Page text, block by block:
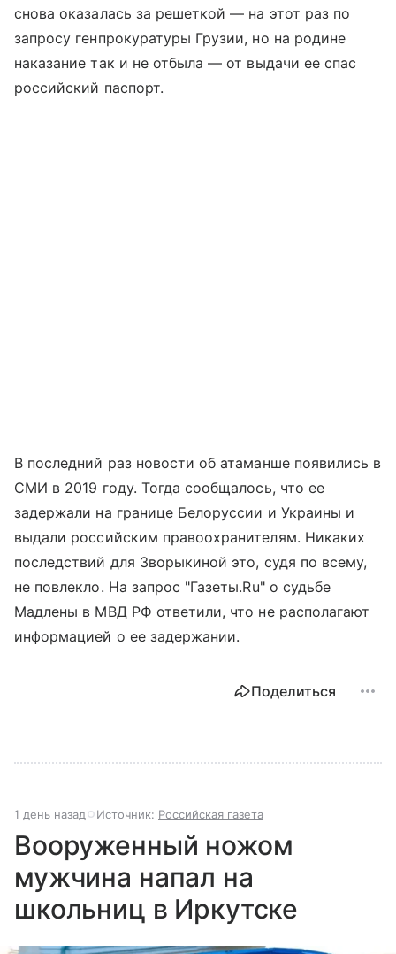
снова оказалась за решеткой — на этот раз по
запросу генпрокуратуры Грузии, но на родине
наказание так и не отбыла — от выдачи ее спас
российский паспорт.
В последний раз новости об атаманше появились в
СМИ в 2019 году. Тогда сообщалось, что ее
задержали на границе Белоруссии и Украины и
выдали российским правоохранителям. Никаких
последствий для Зворыкиной это, судя по всему,
не повлекло. На запрос "Газеты.Ru" о судьбе
Мадлены в МВД РФ ответили, что не располагают
информацией о ее задержании.
Поделиться
1 день назад Источник: Российская газета
Вооруженный ножом
мужчина напал на
школьниц в Иркутске